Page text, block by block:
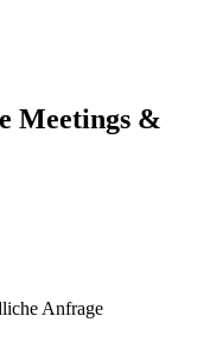
Meetings &
Anfrage